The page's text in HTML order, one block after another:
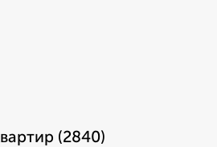
(2840)